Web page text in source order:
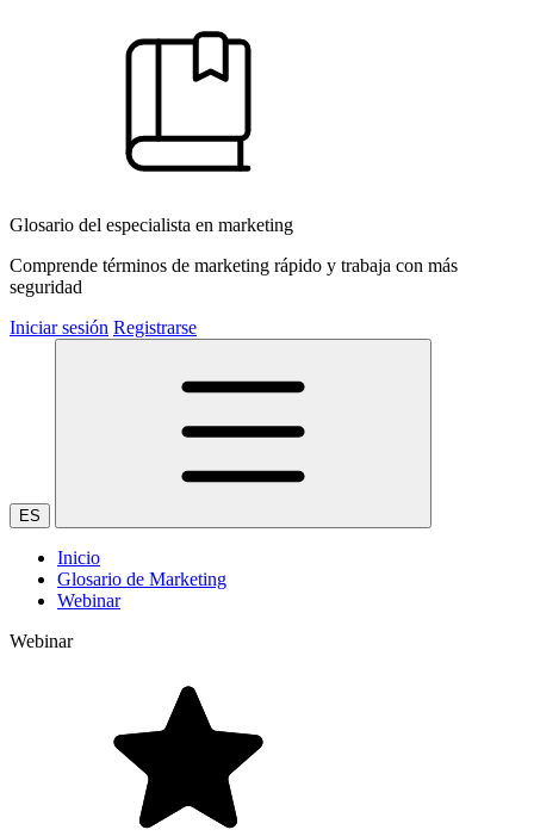
Glosario del especialista en marketing
Comprende términos de marketing rápido y trabaja con más
seguridad
Iniciar sesión Registrarse
ES
Inicio
Glosario de Marketing
Webinar
Webinar